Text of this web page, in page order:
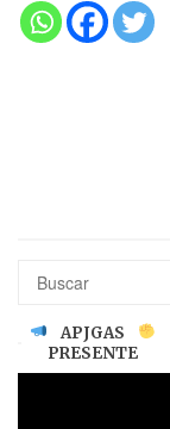
APJGAS
PRESENTE